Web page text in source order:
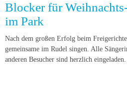
Blocker für
im Park
Nach dem großen Erfolg beim
gemeinsame im Rudel singen. Alle
anderen Besucher sind herzlich eingeladen.